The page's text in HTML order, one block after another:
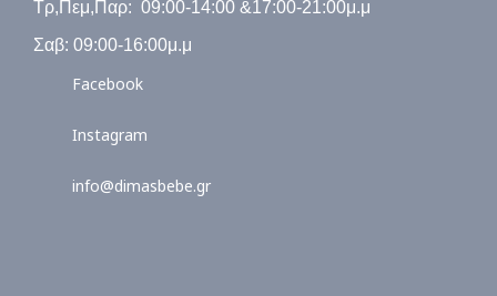
Τρ,Πεμ,Παρ: 09:00-14:00 &17:00-21:00μ.μ
Σαβ: 09:00-16:00μ.μ
Facebook
Instagram
info@dimasbebe.gr